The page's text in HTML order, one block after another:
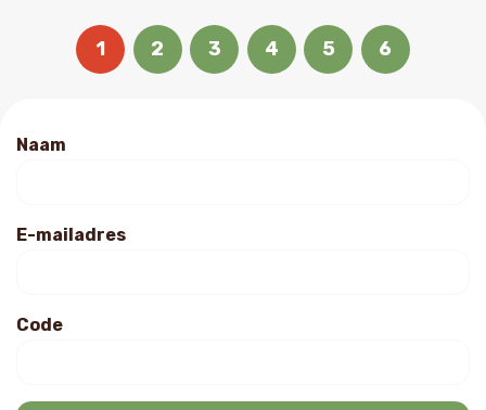
1 2 3 4 5 6
Naam
E-mailadres
Code